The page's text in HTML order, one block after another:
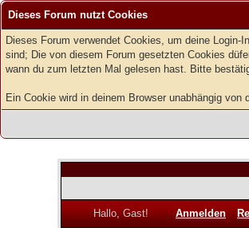
Dieses Forum nutzt Cookies
Dieses Forum verwendet Cookies, um deine
sind; Die von diesem Forum gesetzten Cookies
wann du zum letzten Mal gelesen hast. Bitte
Ein Cookie wird in deinem Browser unabhängig
Hallo, Gast! Anmelden